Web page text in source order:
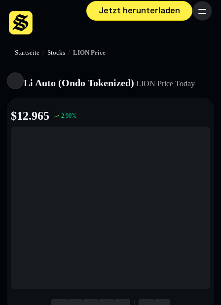
Jetzt herunterladen Menü
Startseite / Stocks / LION Price
Li Auto (Ondo Tokenized) LION Price Today
$12.965 2.90%